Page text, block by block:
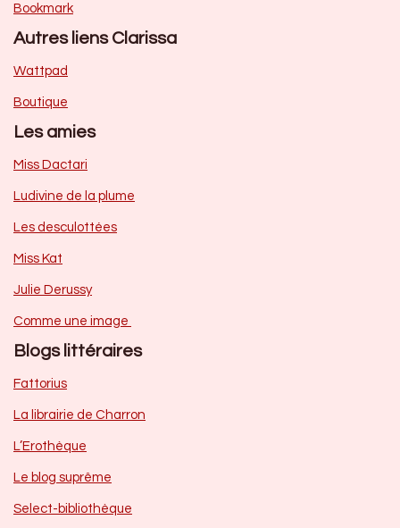
Bookmark
Autres liens Clarissa
Wattpad
Boutique
Les amies
Miss Dactari
Ludivine de la plume
Les desculottées
Miss Kat
Julie Derussy
Comme une image
Blogs littéraires
Fattorius
La librairie de Charron
L’Erothèque
Le blog suprême
Select-bibliothèque